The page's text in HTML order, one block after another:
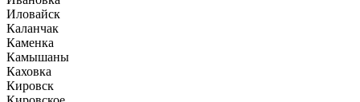
Иловайск
Каланчак
Каменка
Камышаны
Каховка
Кировск